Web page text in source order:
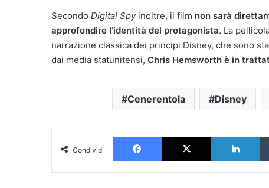
Secondo Digital Spyinoltre, il film non sarà
approfondire l’identità del protagonista. La
narrazione classica dei principi Disney, che sono
dai media statunitensi, Chris Hemsworth è in
Cenerentola Disney
Condividi
Facebook X